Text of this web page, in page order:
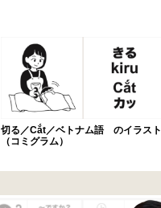
切る／Cắt／ベトナム語 のイラスト
（コミグラム）